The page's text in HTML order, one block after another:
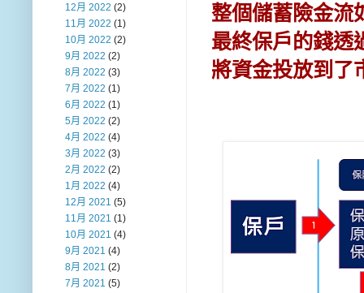
整個儲蓄險金流
最終保戶的錢透
將資金投放到了
12月 2022 (2)
11月 2022 (1)
10月 2022 (2)
9月 2022 (2)
8月 2022 (3)
7月 2022 (1)
6月 2022 (1)
5月 2022 (2)
4月 2022 (4)
3月 2022 (3)
2月 2022 (2)
1月 2022 (4)
12月 2021 (5)
11月 2021 (1)
10月 2021 (4)
9月 2021 (4)
8月 2021 (2)
7月 2021 (5)